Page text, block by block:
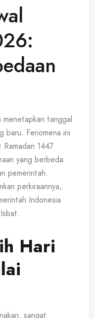
tanggal
baru. Fenomena ini
Ramadan 1447
yang berbeda
pemerintah.
perkiraannya,
Indonesia
Hari
sangat